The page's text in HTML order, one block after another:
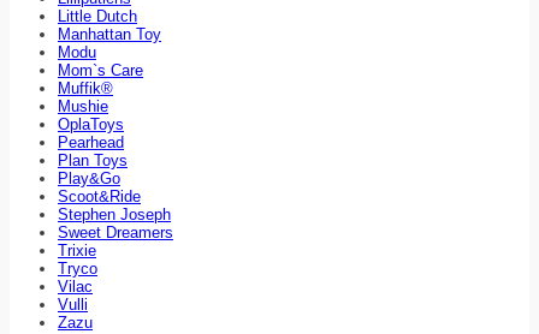
Little Dutch
Manhattan Toy
Modu
Mom`s Care
Muffik®
Mushie
OplaToys
Pearhead
Plan Toys
Play&Go
Scoot&Ride
Stephen Joseph
Sweet Dreamers
Trixie
Tryco
Vilac
Vulli
Zazu